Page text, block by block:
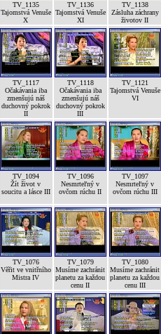
TV_1135
Tajomstvá Venuše
X
TV_1136
Tajomstvá Venuše
XI
TV_1138
Zásluha záchrany
životov II
TV_1117
Očakávania iba
zmenšujú náš
duchovný pokrok
II
TV_1118
Očakávania iba
zmenšujú náš
duchovný pokrok
III
TV_1121
Tajomstvá Venuše
VI
TV_1094
Žít život v
soucitu a lásce III
TV_1096
Nesmrteľný v
ovčom rúchu II
TV_1097
Nesmrteľný v
ovčom rúchu III
TV_1076
Věřit ve vnitřního
Mistra IV
TV_1079
Musíme zachránit
planetu za každou
cenu II
TV_1080
Musíme zachránit
planetu za každou
cenu III